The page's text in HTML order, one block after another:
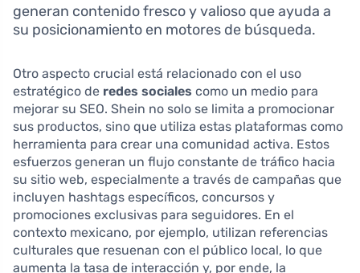
generan contenido fresco y valioso que ayuda a
su posicionamiento en motores de búsqueda.
Otro aspecto crucial está relacionado con el uso
estratégico de redes sociales como un medio para
mejorar su SEO. Shein no solo se limita a promocionar
sus productos, sino que utiliza estas plataformas como
herramienta para crear una comunidad activa. Estos
esfuerzos generan un flujo constante de tráfico hacia
su sitio web, especialmente a través de campañas que
incluyen hashtags específicos, concursos y
promociones exclusivas para seguidores. En el
contexto mexicano, por ejemplo, utilizan referencias
culturales que resuenan con el público local, lo que
aumenta la tasa de interacción y, por ende, la